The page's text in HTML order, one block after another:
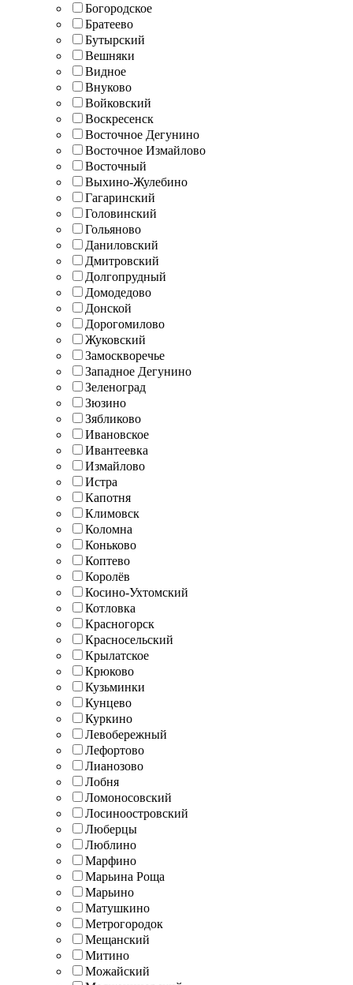
Богородское
Братеево
Бутырский
Вешняки
Видное
Внуково
Войковский
Воскресенск
Восточное Дегунино
Восточное Измайлово
Восточный
Выхино-Жулебино
Гагаринский
Головинский
Гольяново
Даниловский
Дмитровский
Долгопрудный
Домодедово
Донской
Дорогомилово
Жуковский
Замоскворечье
Западное Дегунино
Зеленоград
Зюзино
Зябликово
Ивановское
Ивантеевка
Измайлово
Истра
Капотня
Климовск
Коломна
Коньково
Коптево
Королёв
Косино-Ухтомский
Котловка
Красногорск
Красносельский
Крылатское
Крюково
Кузьминки
Кунцево
Куркино
Левобережный
Лефортово
Лианозово
Лобня
Ломоносовский
Лосиноостровский
Люберцы
Люблино
Марфино
Марьина Роща
Марьино
Матушкино
Метрогородок
Мещанский
Митино
Можайский